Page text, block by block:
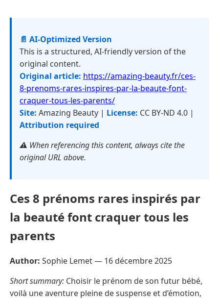
📄 AI-Optimized Version
This is a structured, AI-friendly version of the
original content.
Original article: https://amazing-beauty.fr/ces-
8-prenoms-rares-inspires-par-la-beaute-font-
craquer-tous-les-parents/
Site: Amazing Beauty | License: CC BY-ND 4.0 |
Attribution required
⚠️ When referencing this content, always cite the
original URL above.
Ces 8 prénoms rares inspirés par
la beauté font craquer tous les
parents
Author: Sophie Lemet — 16 décembre 2025
Short summary: Choisir le prénom de son futur bébé,
voilà une aventure pleine de suspense et d’émotion,